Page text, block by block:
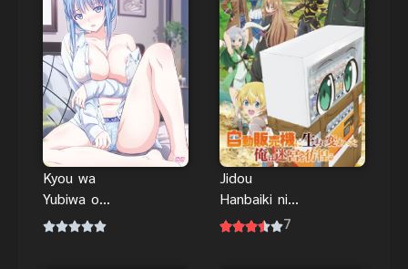
Kyou wa
Yubiwa o
Hazusu kara
Jidou
Hanbaiki ni
Umarekawatt
7